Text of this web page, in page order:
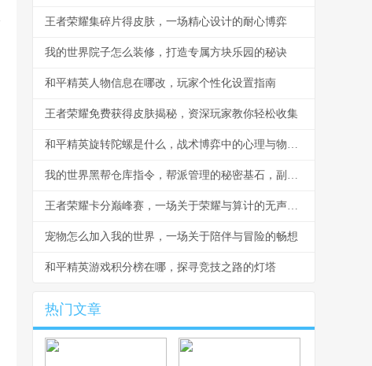
王者荣耀集碎片得皮肤，一场精心设计的耐心博弈
我的世界院子怎么装修，打造专属方块乐园的秘诀
和平精英人物信息在哪改，玩家个性化设置指南
王者荣耀免费获得皮肤揭秘，资深玩家教你轻松收集
和平精英旋转陀螺是什么，战术博弈中的心理与物理轴心
我的世界黑帮仓库指令，帮派管理的秘密基石，副标题，指令构筑的地下秩序与财富堡垒
王者荣耀卡分巅峰赛，一场关于荣耀与算计的无声战争
宠物怎么加入我的世界，一场关于陪伴与冒险的畅想
和平精英游戏积分榜在哪，探寻竞技之路的灯塔
热门文章